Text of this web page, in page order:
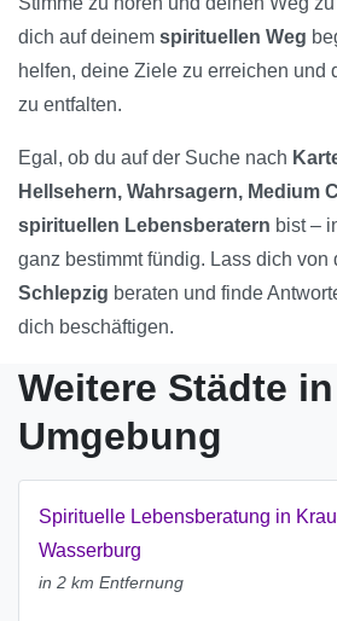
dich auf deinem spirituellen Weg
helfen, deine Ziele zu erreichen und
zu entfalten.
Egal, ob du auf der Suche nach
Hellsehern, Wahrsagern, Medium
spirituellen Lebensberatern bist –
ganz bestimmt fündig. Lass dich von
Schlepzig beraten und finde
dich beschäftigen.
Weitere Städte
Umgebung
Spirituelle Lebensberatung in
Wasserburg
in 2 km Entfernung